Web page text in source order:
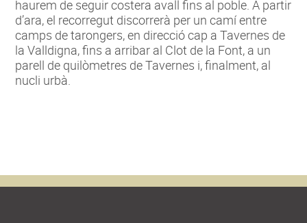
haurem de seguir costera avall fins al poble. A partir
d’ara, el recorregut discorrerà per un camí entre
camps de tarongers, en direcció cap a Tavernes de
la Valldigna, fins a arribar al Clot de la Font, a un
parell de quilòmetres de Tavernes i, finalment, al
nucli urbà.